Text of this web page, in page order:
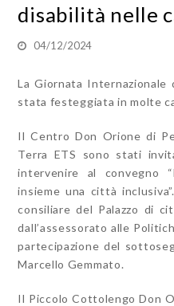
disabilità nelle
04/12/2024
La Giornata Internazionale
stata festeggiata in molte
Il Centro Don Orione di
Terra ETS sono stati
intervenire al convegno
insieme una città
consiliare del Palazzo di
dall’assessorato alle
partecipazione del
Marcello Gemmato.
Il Piccolo Cottolengo Don